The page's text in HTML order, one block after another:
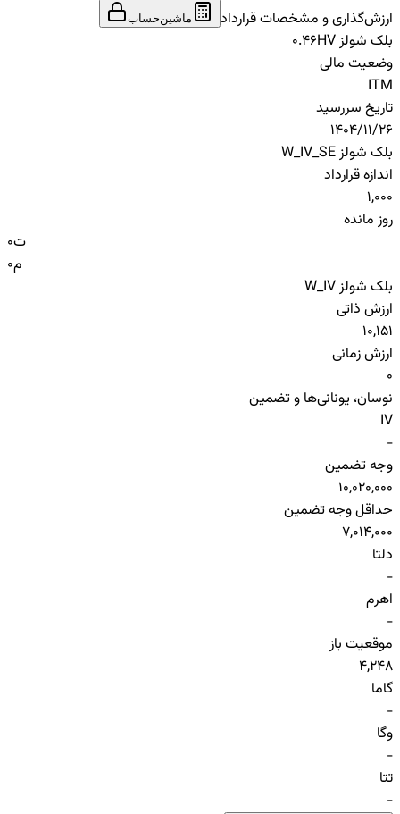
ارزش‌گذاری و مشخصات قرارداد
ماشین‌حساب
بلک شولز HV
0.46
وضعیت مالی
ITM
تاریخ سررسید
1404/11/26
بلک شولز W_IV_SE
اندازه قرارداد
1,000
روز مانده
0ت
0م
بلک شولز W_IV
ارزش ذاتی
10,151
ارزش زمانی
0
نوسان، یونانی‌ها و تضمین
IV
-
وجه تضمین
10,020,000
حداقل وجه تضمین
7,014,000
دلتا
-
اهرم
-
موقعیت باز
4,248
گاما
-
وگا
-
تتا
-